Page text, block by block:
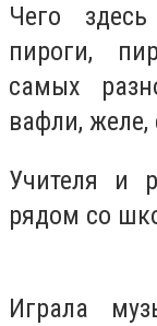
Чего
пироги,
самых
вафли, желе,
Учителя и
рядом со
Играла